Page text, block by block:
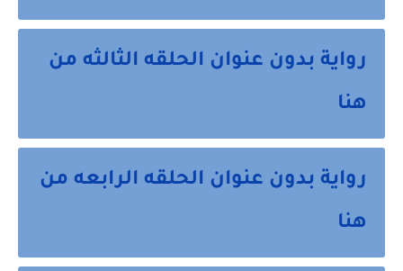
رواية بدون عنوان الحلقه الثالثه من
هنا
رواية بدون عنوان الحلقه الرابعه من
هنا